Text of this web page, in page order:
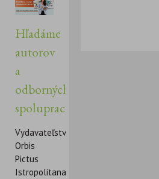
Hľadáme
autorov
a
odborných
spolupracovníkov
Vydavateľstvo
Orbis
Pictus
Istropolitana